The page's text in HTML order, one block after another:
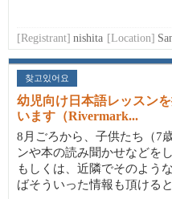
[Registrant] nishita [Location]
찾고있어요
幼児向け日本語レッスン
います（Rivermark...
8月ごろから、子供たち（7
ンや本の読み聞かせなどを
もしくは、近隣でそのよう
ばそういった情報も頂ける